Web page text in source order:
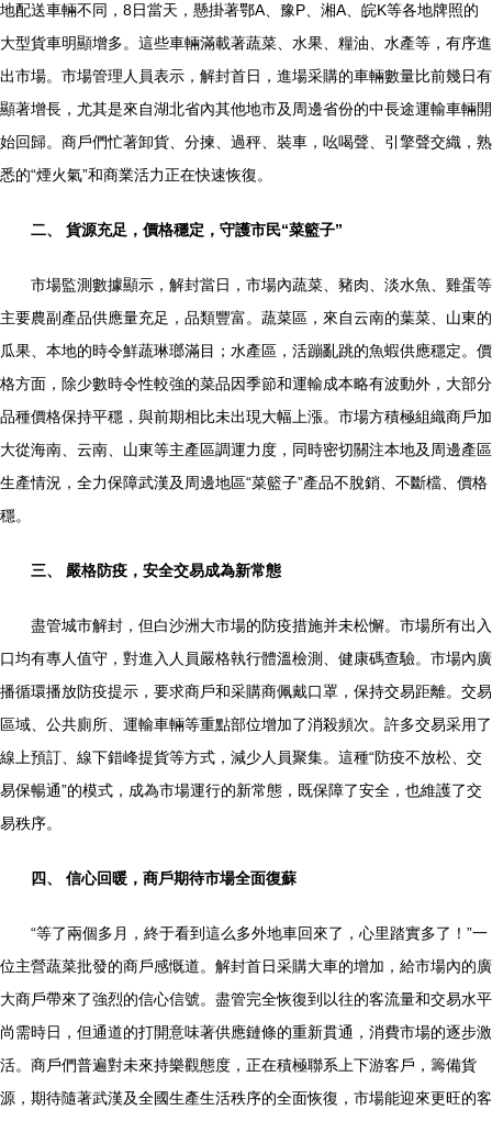
地配送車輛不同，8日當天，懸掛著鄂A、豫P、湘A、皖K等各地牌照的
大型貨車明顯增多。這些車輛滿載著蔬菜、水果、糧油、水產等，有序進
出市場。市場管理人員表示，解封首日，進場采購的車輛數量比前幾日有
顯著增長，尤其是來自湖北省內其他地市及周邊省份的中長途運輸車輛開
始回歸。商戶們忙著卸貨、分揀、過秤、裝車，吆喝聲、引擎聲交織，熟
悉的“煙火氣”和商業活力正在快速恢復。
二、 貨源充足，價格穩定，守護市民“菜籃子”
市場監測數據顯示，解封當日，市場內蔬菜、豬肉、淡水魚、雞蛋等
主要農副產品供應量充足，品類豐富。蔬菜區，來自云南的葉菜、山東的
瓜果、本地的時令鮮蔬琳瑯滿目；水產區，活蹦亂跳的魚蝦供應穩定。價
格方面，除少數時令性較強的菜品因季節和運輸成本略有波動外，大部分
品種價格保持平穩，與前期相比未出現大幅上漲。市場方積極組織商戶加
大從海南、云南、山東等主產區調運力度，同時密切關注本地及周邊產區
生產情況，全力保障武漢及周邊地區“菜籃子”產品不脫銷、不斷檔、價格
穩。
三、 嚴格防疫，安全交易成為新常態
盡管城市解封，但白沙洲大市場的防疫措施并未松懈。市場所有出入
口均有專人值守，對進入人員嚴格執行體溫檢測、健康碼查驗。市場內廣
播循環播放防疫提示，要求商戶和采購商佩戴口罩，保持交易距離。交易
區域、公共廁所、運輸車輛等重點部位增加了消殺頻次。許多交易采用了
線上預訂、線下錯峰提貨等方式，減少人員聚集。這種“防疫不放松、交
易保暢通”的模式，成為市場運行的新常態，既保障了安全，也維護了交
易秩序。
四、 信心回暖，商戶期待市場全面復蘇
“等了兩個多月，終于看到這么多外地車回來了，心里踏實多了！”一
位主營蔬菜批發的商戶感慨道。解封首日采購大車的增加，給市場內的廣
大商戶帶來了強烈的信心信號。盡管完全恢復到以往的客流量和交易水平
尚需時日，但通道的打開意味著供應鏈條的重新貫通，消費市場的逐步激
活。商戶們普遍對未來持樂觀態度，正在積極聯系上下游客戶，籌備貨
源，期待隨著武漢及全國生產生活秩序的全面恢復，市場能迎來更旺的客